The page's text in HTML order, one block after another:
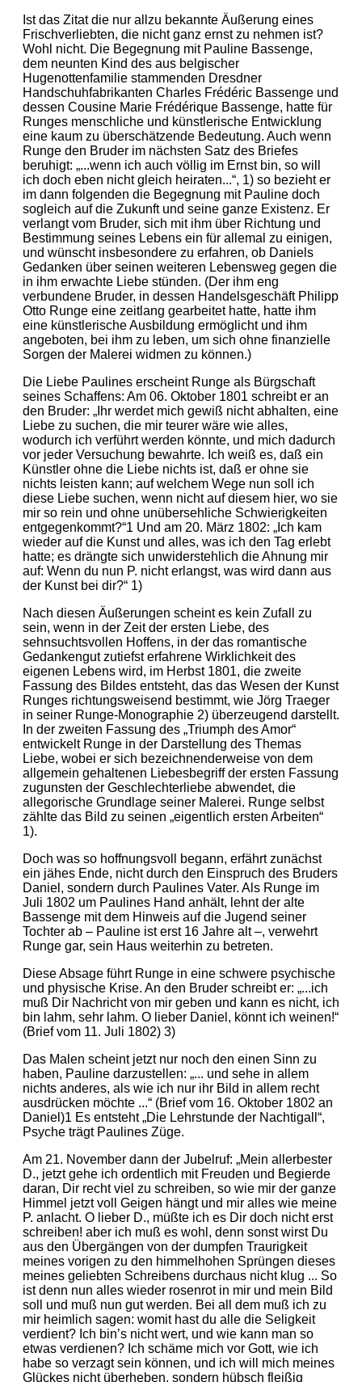
Ist das Zitat die nur allzu bekannte Äußerung eines
Frischverliebten, die nicht ganz ernst zu nehmen ist?
Wohl nicht. Die Begegnung mit Pauline Bassenge,
dem neunten Kind des aus belgischer
Hugenottenfamilie stammenden Dresdner
Handschuhfabrikanten Charles Frédéric Bassenge und
dessen Cousine Marie Frédérique Bassenge, hatte für
Runges menschliche und künstlerische Entwicklung
eine kaum zu überschätzende Bedeutung. Auch wenn
Runge den Bruder im nächsten Satz des Briefes
beruhigt: „...wenn ich auch völlig im Ernst bin, so will
ich doch eben nicht gleich heiraten...“, 1) so bezieht er
im dann folgenden die Begegnung mit Pauline doch
sogleich auf die Zukunft und seine ganze Existenz. Er
verlangt vom Bruder, sich mit ihm über Richtung und
Bestimmung seines Lebens ein für allemal zu einigen,
und wünscht insbesondere zu erfahren, ob Daniels
Gedanken über seinen weiteren Lebensweg gegen die
in ihm erwachte Liebe stünden. (Der ihm eng
verbundene Bruder, in dessen Handelsgeschäft Philipp
Otto Runge eine zeitlang gearbeitet hatte, hatte ihm
eine künstlerische Ausbildung ermöglicht und ihm
angeboten, bei ihm zu leben, um sich ohne finanzielle
Sorgen der Malerei widmen zu können.)
Die Liebe Paulines erscheint Runge als Bürgschaft
seines Schaffens: Am 06. Oktober 1801 schreibt er an
den Bruder: „Ihr werdet mich gewiß nicht abhalten, eine
Liebe zu suchen, die mir teurer wäre wie alles,
wodurch ich verführt werden könnte, und mich dadurch
vor jeder Versuchung bewahrte. Ich weiß es, daß ein
Künstler ohne die Liebe nichts ist, daß er ohne sie
nichts leisten kann; auf welchem Wege nun soll ich
diese Liebe suchen, wenn nicht auf diesem hier, wo sie
mir so rein und ohne unübersehliche Schwierigkeiten
entgegenkommt?“1 Und am 20. März 1802: „Ich kam
wieder auf die Kunst und alles, was ich den Tag erlebt
hatte; es drängte sich unwiderstehlich die Ahnung mir
auf: Wenn du nun P. nicht erlangst, was wird dann aus
der Kunst bei dir?“ 1)
Nach diesen Äußerungen scheint es kein Zufall zu
sein, wenn in der Zeit der ersten Liebe, des
sehnsuchtsvollen Hoffens, in der das romantische
Gedankengut zutiefst erfahrene Wirklichkeit des
eigenen Lebens wird, im Herbst 1801, die zweite
Fassung des Bildes entsteht, das das Wesen der Kunst
Runges richtungsweisend bestimmt, wie Jörg Traeger
in seiner Runge-Monographie 2) überzeugend darstellt.
In der zweiten Fassung des „Triumph des Amor“
entwickelt Runge in der Darstellung des Themas
Liebe, wobei er sich bezeichnenderweise von dem
allgemein gehaltenen Liebesbegriff der ersten Fassung
zugunsten der Geschlechterliebe abwendet, die
allegorische Grundlage seiner Malerei. Runge selbst
zählte das Bild zu seinen „eigentlich ersten Arbeiten“
1).
Doch was so hoffnungsvoll begann, erfährt zunächst
ein jähes Ende, nicht durch den Einspruch des Bruders
Daniel, sondern durch Paulines Vater. Als Runge im
Juli 1802 um Paulines Hand anhält, lehnt der alte
Bassenge mit dem Hinweis auf die Jugend seiner
Tochter ab – Pauline ist erst 16 Jahre alt –, verwehrt
Runge gar, sein Haus weiterhin zu betreten.
Diese Absage führt Runge in eine schwere psychische
und physische Krise. An den Bruder schreibt er: „...ich
muß Dir Nachricht von mir geben und kann es nicht, ich
bin lahm, sehr lahm. O lieber Daniel, könnt ich weinen!“
(Brief vom 11. Juli 1802) 3)
Das Malen scheint jetzt nur noch den einen Sinn zu
haben, Pauline darzustellen: „... und sehe in allem
nichts anderes, als wie ich nur ihr Bild in allem recht
ausdrücken möchte ...“ (Brief vom 16. Oktober 1802 an
Daniel)1 Es entsteht „Die Lehrstunde der Nachtigall“,
Psyche trägt Paulines Züge.
Am 21. November dann der Jubelruf: „Mein allerbester
D., jetzt gehe ich ordentlich mit Freuden und Begierde
daran, Dir recht viel zu schreiben, so wie mir der ganze
Himmel jetzt voll Geigen hängt und mir alles wie meine
P. anlacht. O lieber D., müßte ich es Dir doch nicht erst
schreiben! aber ich muß es wohl, denn sonst wirst Du
aus den Übergängen von der dumpfen Traurigkeit
meines vorigen zu den himmelhohen Sprüngen dieses
meines geliebten Schreibens durchaus nicht klug ... So
ist denn nun alles wieder rosenrot in mir und mein Bild
soll und muß nun gut werden. Bei all dem muß ich zu
mir heimlich sagen: womit hast du alle die Seligkeit
verdient? Ich bin’s nicht wert, und wie kann man so
etwas verdienen? Ich schäme mich vor Gott, wie ich
habe so verzagt sein können, und ich will mich meines
Glückes nicht überheben, sondern hübsch fleißig